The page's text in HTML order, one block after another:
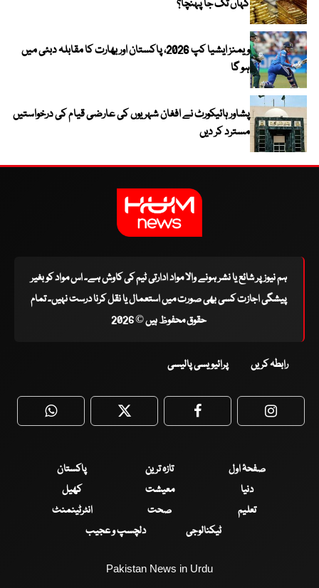
کہاں تک جا پہنچا؟
ویمنز ایشیا کپ 2026، پاکستان اور بھارت کا مقابلہ دبئی میں
ہو گا
پشاور ہائیکورٹ نے افغان شہریوں کی عارضی قیام کی درخواستیں
مسترد کر دیں
ہم نیوز پر شائع یا نشر ہونے والا مواد ادارتی ٹیم کی کاوش ہے۔ اس مواد کو بغیر
پیشگی اجازت کسی بھی صورت میں استعمال یا نقل کرنا درست نہیں۔ تمام
حقوق محفوظ ہیں © 2026
رابطہ کریں پرائیویسی پالیسی
WhatsApp Twitter Facebook
صفحۂ اول تازہ ترین
پاکستان
دنیا
معیشت
کھیل
تعلیم
صحت
انٹرٹینمنٹ
ٹیکنالوجی
دلچسپ و عجیب
Pakistan News in Urdu